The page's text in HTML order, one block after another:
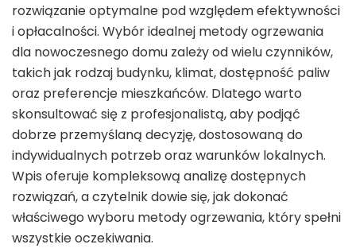
rozwiązanie optymalne pod względem efektywności
i opłacalności. Wybór idealnej metody ogrzewania
dla nowoczesnego domu zależy od wielu czynników,
takich jak rodzaj budynku, klimat, dostępność paliw
oraz preferencje mieszkańców. Dlatego warto
skonsultować się z profesjonalistą, aby podjąć
dobrze przemyślaną decyzję, dostosowaną do
indywidualnych potrzeb oraz warunków lokalnych.
Wpis oferuje kompleksową analizę dostępnych
rozwiązań, a czytelnik dowie się, jak dokonać
właściwego wyboru metody ogrzewania, który spełni
wszystkie oczekiwania.